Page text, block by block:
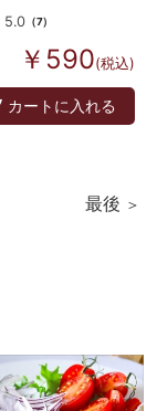
5.0（7）
￥590(税込)
カートに入れる
最後